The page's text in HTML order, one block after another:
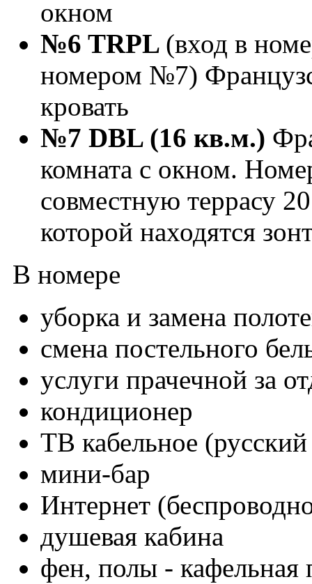
окном
№6 TRPL (вход в
номером №7)
кровать
№7 DBL (16 кв.м.)
комната с окном.
совместную террасу
которой находятся
В номере
уборка и замена
смена постельного
услуги прачечной за
кондиционер
ТВ кабельное
мини-бар
Интернет
душевая кабина
фен, полы - кафельная